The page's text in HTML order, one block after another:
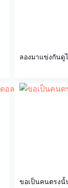
ลองมาแข่งกันดู
ขอเป็นคนตรงนั้